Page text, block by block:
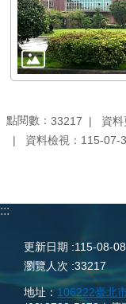
點閱數： 33217
資
資料檢視：115-07-
:::
更新日期
115-08-08
瀏覽人次 33217
地址： 106222臺北